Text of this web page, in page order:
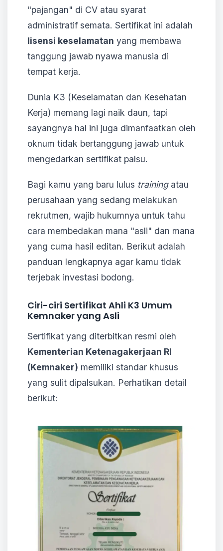
"pajangan" di CV atau syarat
administratif semata. Sertifikat ini adalah
lisensi keselamatan yang membawa
tanggung jawab nyawa manusia di
tempat kerja.
Dunia K3 (Keselamatan dan Kesehatan
Kerja) memang lagi naik daun, tapi
sayangnya hal ini juga dimanfaatkan oleh
oknum tidak bertanggung jawab untuk
mengedarkan sertifikat palsu.
Bagi kamu yang baru lulus trainingatau
perusahaan yang sedang melakukan
rekrutmen, wajib hukumnya untuk tahu
cara membedakan mana "asli" dan mana
yang cuma hasil editan. Berikut adalah
panduan lengkapnya agar kamu tidak
terjebak investasi bodong.
Ciri-ciri Sertifikat Ahli K3 Umum
Kemnaker yang Asli
Sertifikat yang diterbitkan resmi oleh
Kementerian Ketenagakerjaan RI
(Kemnaker) memiliki standar khusus
yang sulit dipalsukan. Perhatikan detail
berikut: